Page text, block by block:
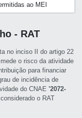
ao MEI
- RAT
no inciso II do artigo 22
o risco da atividade
para financiar
de incidência de
do CNAE'2072-
o RAT